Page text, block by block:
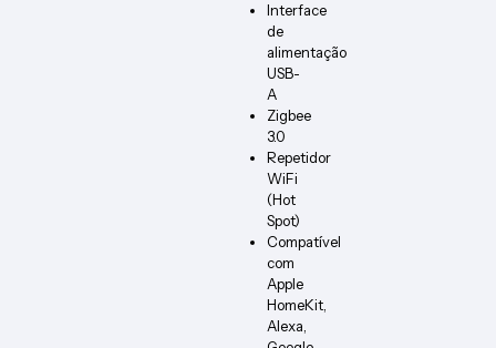
Interface
de
alimentação
USB-
A
Zigbee
3.0
Repetidor
WiFi
(Hot
Spot)
Compatível
com
Apple
HomeKit,
Alexa,